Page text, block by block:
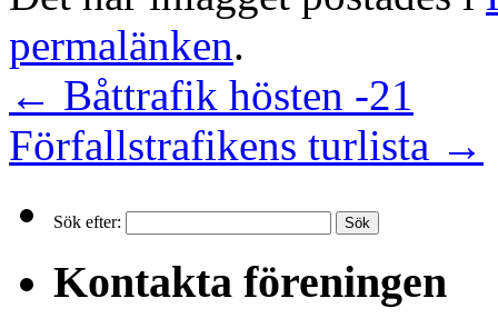
permalänken.
← Båttrafik hösten -21
Förfallstrafikens turlista →
Sök efter:
Kontakta föreningen